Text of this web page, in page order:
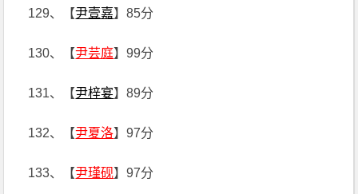
129、【尹壹嘉】85分
130、【尹芸庭】99分
131、【尹梓宴】89分
132、【尹夏洛】97分
133、【尹瑾砚】97分